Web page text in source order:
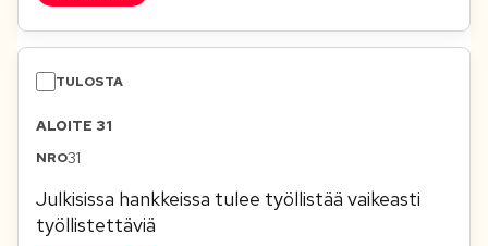
ALOITE 31
31
Julkisissa hankkeissa tulee työllistää vaikeasti
työllistettäviä